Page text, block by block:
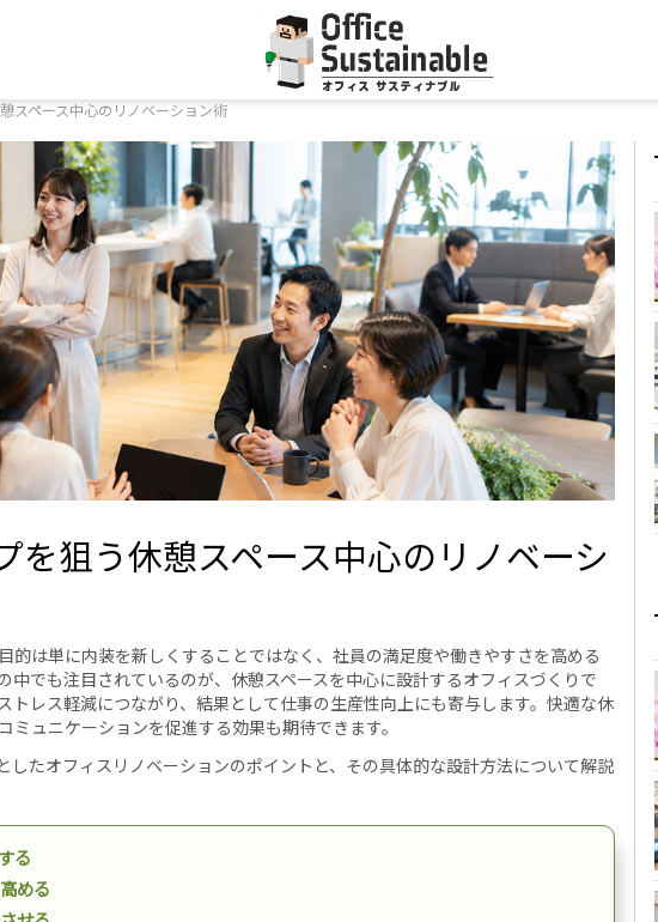
スペース中心のリノベーション術
を狙う休憩スペース中心のリノベーシ
的は単に内装を新しくすることではなく、社員の満足度や働きやすさを高める
中でも注目されているのが、休憩スペースを中心に設計するオフィスづくりで
トレス軽減につながり、結果として仕事の生産性向上にも寄与します。快適な休
ュニケーションを促進する効果も期待できます。
したオフィスリノベーションのポイントと、その具体的な設計方法について解説
る
める